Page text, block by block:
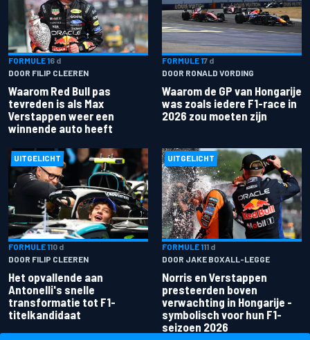
FORMULE 16 d
DOOR FILIP CLEEREN
Waarom Red Bull pas
tevreden is als Max
Verstappen weer een
winnende auto heeft
FORMULE 17 d
DOOR RONALD VORDING
Waarom de GP van Hongarije
was zoals iedere F1-race in
2026 zou moeten zijn
UITGELICHT
FORMULE 110 d
DOOR FILIP CLEEREN
Het opvallende aan
Antonelli's snelle
transformatie tot F1-
titelkandidaat
UITGELICHT
FORMULE 111 d
DOOR JAKE BOXALL-LEGGE
Norris en Verstappen
presteerden boven
verwachting in Hongarije -
symbolisch voor hun F1-
seizoen 2026